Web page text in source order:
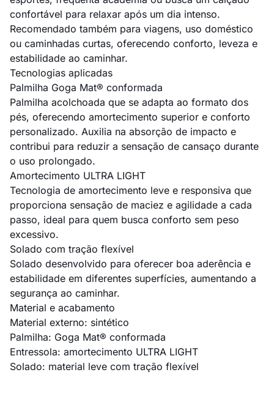
confortável para relaxar após um dia intenso.
Recomendado também para viagens, uso doméstico
ou caminhadas curtas, oferecendo conforto, leveza e
estabilidade ao caminhar.
Tecnologias aplicadas
Palmilha Goga Mat® conformada
Palmilha acolchoada que se adapta ao formato dos
pés, oferecendo amortecimento superior e conforto
personalizado. Auxilia na absorção de impacto e
contribui para reduzir a sensação de cansaço durante
o uso prolongado.
Amortecimento ULTRA LIGHT
Tecnologia de amortecimento leve e responsiva que
proporciona sensação de maciez e agilidade a cada
passo, ideal para quem busca conforto sem peso
excessivo.
Solado com tração flexível
Solado desenvolvido para oferecer boa aderência e
estabilidade em diferentes superfícies, aumentando a
segurança ao caminhar.
Material e acabamento
Material externo: sintético
Palmilha: Goga Mat® conformada
Entressola: amortecimento ULTRA LIGHT
Solado: material leve com tração flexível